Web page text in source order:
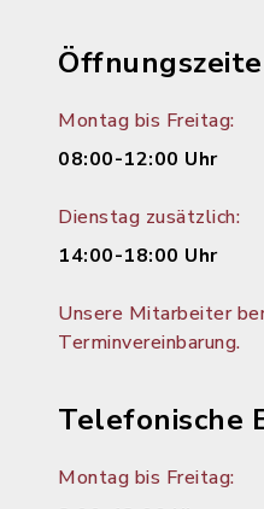
Montag bis Freitag:
08:00-12:00 Uhr
Dienstag zusätzlich:
14:00-18:00 Uhr
Unsere Mitarbeiter
Terminvereinbarung.
Telefonische
Montag bis Freitag: